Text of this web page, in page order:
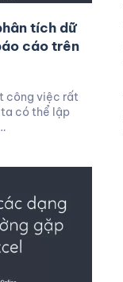
tích dữ
cáo trên
công việc rất
có thể lập